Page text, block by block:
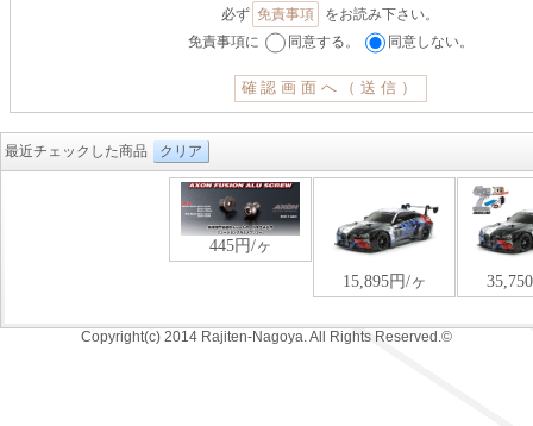
必ず 免責事項
をお読み下さい。
免責事項に
同意する。 同意しない。
最近チェックした商品 クリア
Copyright(c) 2014 Rajiten-Nagoya. All Rights Reserved.©